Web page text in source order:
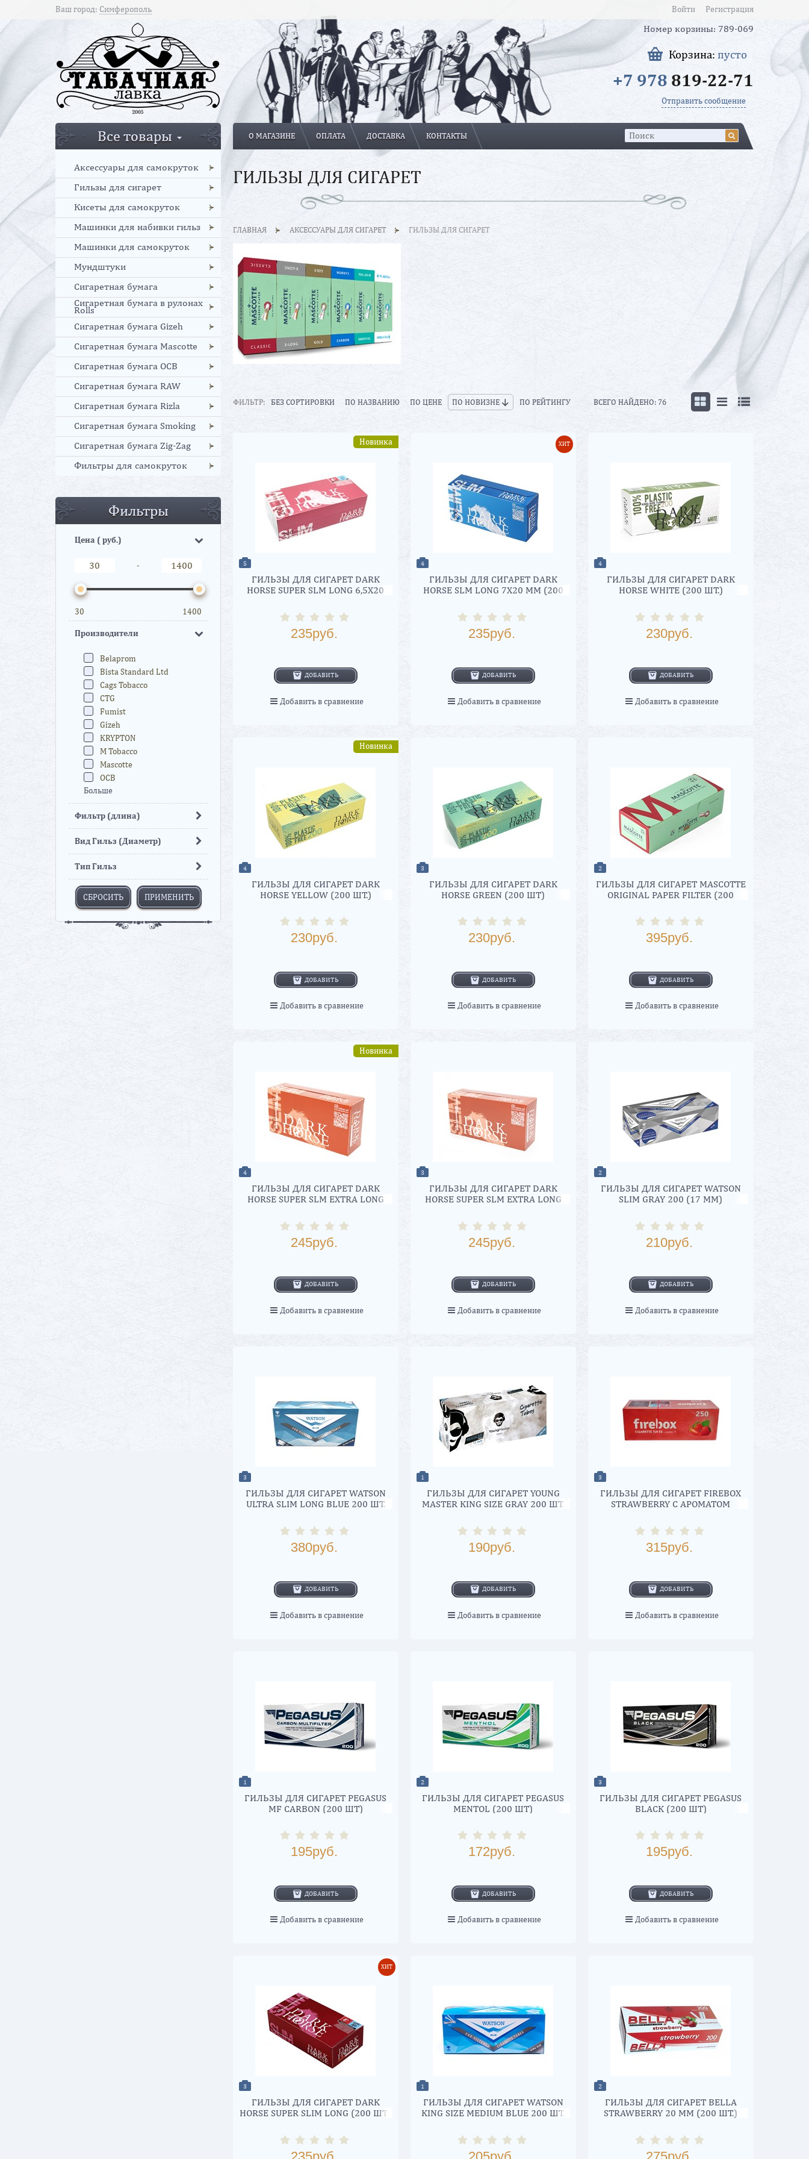
Ваш город: Симферополь Войти Регистрация
Номер корзины: 789-069
Корзина: пусто
+7 978 819-22-71
Отправить сообщение
Все товары О МАГАЗИНЕ ОПЛАТА ДОСТАВКА КОНТАКТЫ
Аксессуары для самокруток
Гильзы для сигарет
Кисеты для самокруток
Машинки для набивки гильз
Машинки для самокруток
Мундштуки
Сигаретная бумага
Сигаретная бумага в рулонах
Rolls
Сигаретная бумага Gizeh
Сигаретная бумага Mascotte
Сигаретная бумага OCB
Сигаретная бумага RAW
Сигаретная бумага Rizla
Сигаретная бумага Smoking
Сигаретная бумага Zig-Zag
Фильтры для самокруток
Фильтры
Цена ( руб.)
-
30 1400
Производители
Belaprom
Bista Standard Ltd
Cags Tobacco
CTG
Fumist
Gizeh
KRYPTON
M Tobacco
Mascotte
OCB
Больше
Фильтр (длина)
Вид Гильз (Диаметр)
Тип Гильз
ГИЛЬЗЫ ДЛЯ СИГАРЕТ
ГЛАВНАЯ АКСЕССУАРЫ ДЛЯ СИГАРЕТ ГИЛЬЗЫ ДЛЯ СИГАРЕТ
ФИЛЬТР: БЕЗ СОРТИРОВКИ ПО НАЗВАНИЮ ПО ЦЕНЕ ПО НОВИЗНЕ ПО РЕЙТИНГУ ВСЕГО НАЙДЕНО: 76
5
ГИЛЬЗЫ ДЛЯ СИГАРЕТ DARK
HORSE SUPER SLM LONG 6,5X20
Новинка
235руб.
ДОБАВИТЬ
Добавить в сравнение
4
ГИЛЬЗЫ ДЛЯ СИГАРЕТ DARK
HORSE SLM LONG 7Х20 ММ (200
ХИТ
235руб.
ДОБАВИТЬ
Добавить в сравнение
4
ГИЛЬЗЫ ДЛЯ СИГАРЕТ DARK
HORSE WHITE (200 ШТ.)
230руб.
ДОБАВИТЬ
Добавить в сравнение
4
ГИЛЬЗЫ ДЛЯ СИГАРЕТ DARK
HORSE YELLOW (200 ШТ.)
Новинка
230руб.
ДОБАВИТЬ
Добавить в сравнение
3
ГИЛЬЗЫ ДЛЯ СИГАРЕТ DARK
HORSE GREEN (200 ШТ)
230руб.
ДОБАВИТЬ
Добавить в сравнение
2
ГИЛЬЗЫ ДЛЯ СИГАРЕТ MASCOTTE
ORIGINAL PAPER FILTER (200
395руб.
ДОБАВИТЬ
Добавить в сравнение
4
ГИЛЬЗЫ ДЛЯ СИГАРЕТ DARK
HORSE SUPER SLM EXTRA LONG
Новинка
245руб.
ДОБАВИТЬ
Добавить в сравнение
3
ГИЛЬЗЫ ДЛЯ СИГАРЕТ DARK
HORSE SUPER SLM EXTRA LONG
245руб.
ДОБАВИТЬ
Добавить в сравнение
2
ГИЛЬЗЫ ДЛЯ СИГАРЕТ WATSON
SLIM GRAY 200 (17 ММ)
210руб.
ДОБАВИТЬ
Добавить в сравнение
3
ГИЛЬЗЫ ДЛЯ СИГАРЕТ WATSON
ULTRA SLIM LONG BLUE 200 ШТ.
380руб.
ДОБАВИТЬ
Добавить в сравнение
1
ГИЛЬЗЫ ДЛЯ СИГАРЕТ YOUNG
MASTER KING SIZE GRAY 200 ШТ.
190руб.
ДОБАВИТЬ
Добавить в сравнение
3
ГИЛЬЗЫ ДЛЯ СИГАРЕТ FIREBOX
STRAWBERRY С АРОМАТОМ
315руб.
ДОБАВИТЬ
Добавить в сравнение
1
ГИЛЬЗЫ ДЛЯ СИГАРЕТ PEGASUS
MF CARBON (200 ШТ)
195руб.
ДОБАВИТЬ
Добавить в сравнение
2
ГИЛЬЗЫ ДЛЯ СИГАРЕТ PEGASUS
MENTOL (200 ШТ)
172руб.
ДОБАВИТЬ
Добавить в сравнение
3
ГИЛЬЗЫ ДЛЯ СИГАРЕТ PEGASUS
BLACK (200 ШТ)
195руб.
ДОБАВИТЬ
Добавить в сравнение
3
ГИЛЬЗЫ ДЛЯ СИГАРЕТ DARK
HORSE SUPER SLIM LONG (200 ШТ)
ХИТ
1
ГИЛЬЗЫ ДЛЯ СИГАРЕТ WATSON
KING SIZE MEDIUM BLUE 200 ШТ.
2
ГИЛЬЗЫ ДЛЯ СИГАРЕТ BELLA
STRAWBERRY 20 ММ (200 ШТ.)